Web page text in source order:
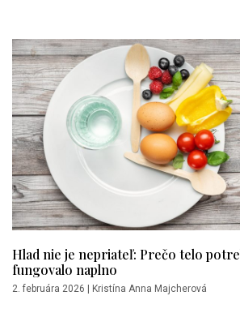
Hlad nie je nepriateľ: Prečo telo
fungovalo naplno
2. februára 2026 Kristína Anna Majcherová